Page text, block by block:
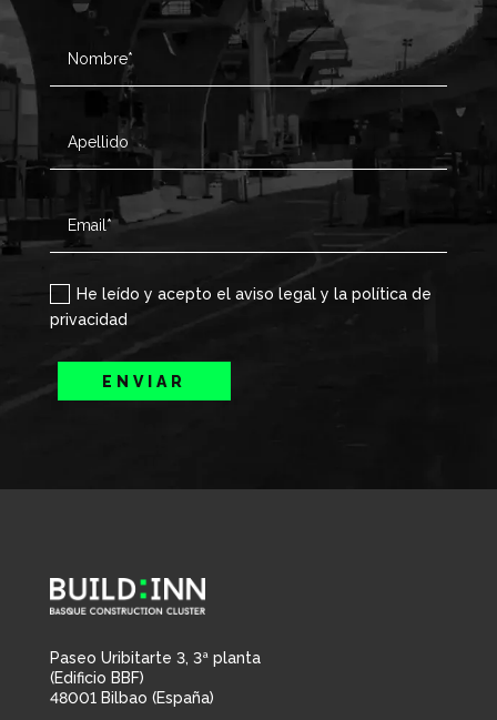
He leído y acepto el aviso legal y la política de
privacidad
ENVIAR
Paseo Uribitarte 3, 3ª planta
(Edificio BBF)
48001 Bilbao (España)